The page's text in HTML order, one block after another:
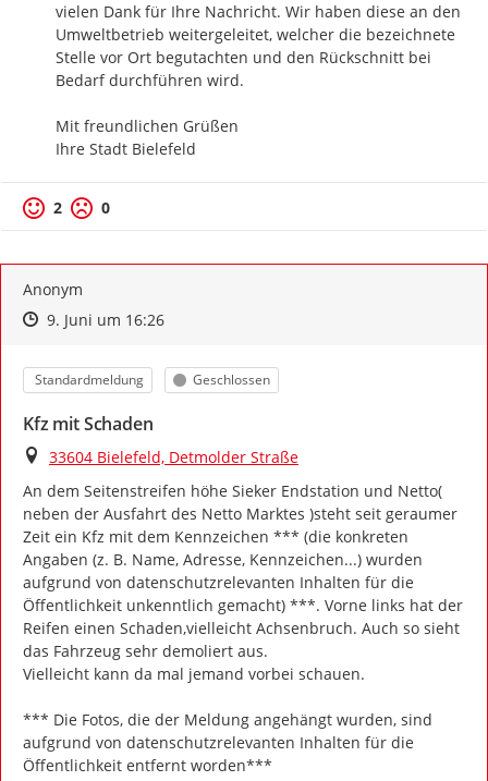
vielen Dank für Ihre Nachricht. Wir haben diese an den
Umweltbetrieb weitergeleitet, welcher die bezeichnete
Stelle vor Ort begutachten und den Rückschnitt bei
Bedarf durchführen wird.
Mit freundlichen Grüßen
Ihre Stadt Bielefeld
2 0
Anonym
Zeitpunkt des Erstellens
Zeitpunkt des Erstellens
9. Juni um 16:26Zur Äußerung
Kategorie
Standardmeldung Status
Geschlossen
Kfz mit Schaden
Ort
33604 Bielefeld, Detmolder Straße
An dem Seitenstreifen höhe Sieker Endstation und Netto(
neben der Ausfahrt des Netto Marktes )steht seit geraumer
Zeit ein Kfz mit dem Kennzeichen *** (die konkreten
Angaben (z. B. Name, Adresse, Kennzeichen...) wurden
aufgrund von datenschutzrelevanten Inhalten für die
Öffentlichkeit unkenntlich gemacht) ***. Vorne links hat der
Reifen einen Schaden,vielleicht Achsenbruch. Auch so sieht
das Fahrzeug sehr demoliert aus.
Vielleicht kann da mal jemand vorbei schauen.
*** Die Fotos, die der Meldung angehängt wurden, sind
aufgrund von datenschutzrelevanten Inhalten für die
Öffentlichkeit entfernt worden***